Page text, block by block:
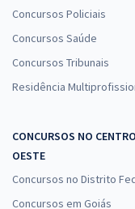
Concursos Policiais
Concursos Saúde
Concursos Tribunais
Residência
CONCURSOS NO
OESTE
Concursos no Distrito
Concursos em Goiás